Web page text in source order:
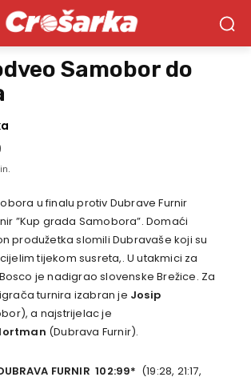
Samobor do
u finalu protiv Dubrave Furnir
”Kup grada Samobora”. Domaći
produžetka slomili Dubravaše koji su
tijekom susreta,. U utakmici za
je nadigrao slovenske Brežice. Za
turnira izabran je Josip
a najstrijelac je
(Dubrava Furnir).
FURNIR 102:99* (19:28, 21:17,